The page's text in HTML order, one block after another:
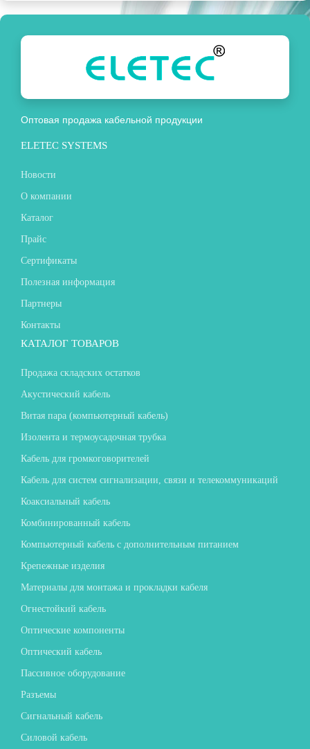
Оптовая продажа кабельной продукции
ELETEC SYSTEMS
Новости
О компании
Каталог
Прайс
Сертификаты
Полезная информация
Партнеры
Контакты
КАТАЛОГ ТОВАРОВ
Продажа складских остатков
Акустический кабель
Витая пара (компьютерный кабель)
Изолента и термоусадочная трубка
Кабель для громкоговорителей
Кабель для систем сигнализации, связи и телекоммуникаций
Коаксиальный кабель
Комбинированный кабель
Компьютерный кабель с дополнительным питанием
Крепежные изделия
Материалы для монтажа и прокладки кабеля
Огнестойкий кабель
Оптические компоненты
Оптический кабель
Пассивное оборудование
Разъемы
Сигнальный кабель
Силовой кабель